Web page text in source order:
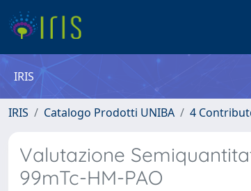
IRIS
IRIS Catalogo Prodotti UNIBA 4
Valutazione
99mTc-HM-PAO